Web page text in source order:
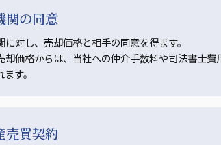
関の同意
に対し、売却価格と相手の同意を得ます。
却価格からは、当社への仲介手数料や司法書士
す。
売買契約